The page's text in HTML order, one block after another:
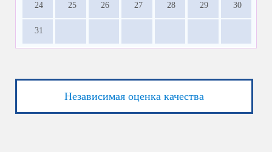
24 25 26 27 28 29 30
31
Независимая оценка качества